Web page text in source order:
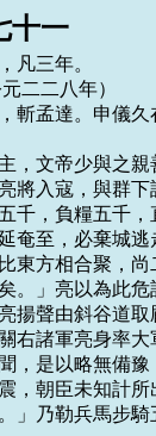
十一
凡三年。
二二八年）
斬孟達。申儀
，文帝少與之
將入寇，與群下
千，負糧五千
奄至，必棄城
東方相合聚，
。」亮以為此
揚聲由斜谷道取
右諸軍亮身率大
，是以略無備
，朝臣未知計
」乃勒兵馬步